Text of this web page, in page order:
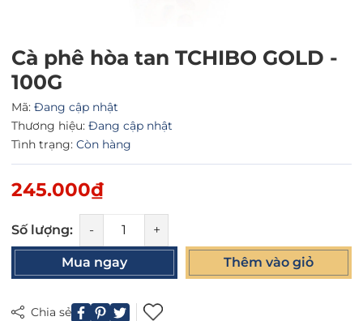
Cà phê hòa tan TCHIBO GOLD -
100G
Mã: Đang cập nhật
Thương hiệu: Đang cập nhật
Tình trạng: Còn hàng
245.000₫
Số lượng: - +
Mua ngay Thêm vào giỏ
Chia sẻ